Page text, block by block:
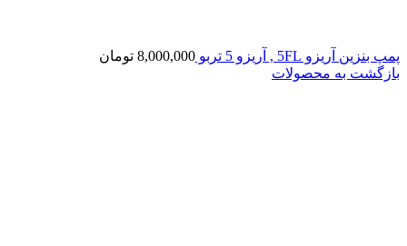
پمپ بنزین آریزو 5FL , آریزو 5 تربو 8,000,000 تومان
بازگشت به محصولات